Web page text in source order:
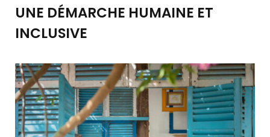
UNE DÉMARCHE HUMAINE ET
INCLUSIVE